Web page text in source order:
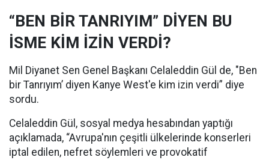
“BEN BİR TANRIYIM” DİYEN BU
İSME KİM İZİN VERDİ?
Mil Diyanet Sen Genel Başkanı Celaleddin Gül de, "Ben
bir Tanrıyım’ diyen Kanye West'e kim izin verdi” diye
sordu.
Celaleddin Gül, sosyal medya hesabından yaptığı
açıklamada, “Avrupa'nın çeşitli ülkelerinde konserleri
iptal edilen, nefret söylemleri ve provokatif